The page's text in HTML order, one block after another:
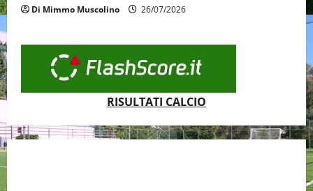
Di Mimmo Muscolino 26/07/2026
RISULTATI CALCIO